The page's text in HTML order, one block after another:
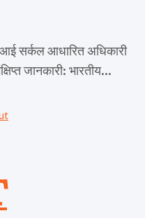
सर्कल आधारित अधिकारी
जानकारी: भारतीय...